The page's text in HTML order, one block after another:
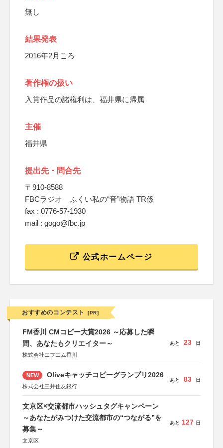
無し
結果発表
2016年2月ごろ
著作権の扱い
入賞作品の諸権利は、福井県に帰属
主催
福井県
提出先・問合先
〒910-8588
FBCラジオ ふくい私の“音”物語 TR係
fax : 0776-57-1930
mail : gogo@fbc.jp
公式ホームページ
おすすめのコンテスト [PR]
FM香川 CMコピー大賞2026 ～応募した瞬
間、あなたもクリエイター～
株式会社エフエム香川
あと 23 日
NEW Oliveキャッチコピーグランプリ2026
株式会社三井住友銀行
あと 83 日
文京区×交流都市ハッシュタグキャンペーン
～あなたがみつけた交流都市の“つながる”を
募集～
文京区
あと 127 日